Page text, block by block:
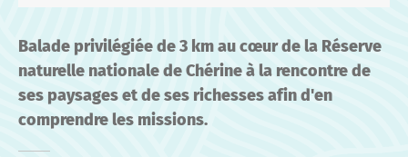
Balade privilégiée de 3 km au cœur de la Réserve
naturelle nationale de Chérine à la rencontre de
ses paysages et de ses richesses afin d'en
comprendre les missions.